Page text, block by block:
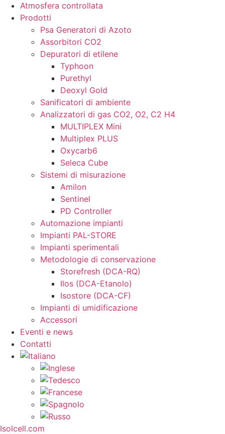
Atmosfera controllata
Prodotti
Psa Generatori di Azoto
Assorbitori CO2
Depuratori di etilene
Typhoon
Purethyl
Deoxyl Gold
Sanificatori di ambiente
Analizzatori di gas CO2, O2, C2 H4
MULTIPLEX Mini
Multiplex PLUS
Oxycarb6
Seleca Cube
Sistemi di misurazione
Amilon
Sentinel
PD Controller
Automazione impianti
Impianti PAL-STORE
Impianti sperimentali
Metodologie di conservazione
Storefresh (DCA-RQ)
Ilos (DCA-Etanolo)
Isostore (DCA-CF)
Impianti di umidificazione
Accessori
Eventi e news
Contatti
Isolcell.com